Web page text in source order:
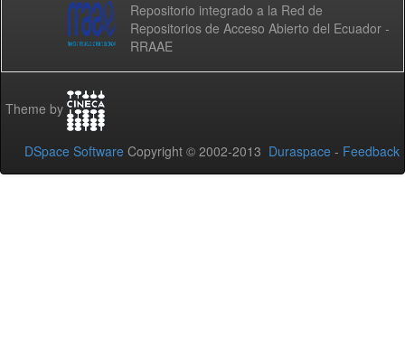
Repositorio integrado a la Red de
Repositorios de Acceso Abierto del Ecuador -
RRAAE
Theme by
DSpace Software Copyright © 2002-2013 Duraspace - Feedback